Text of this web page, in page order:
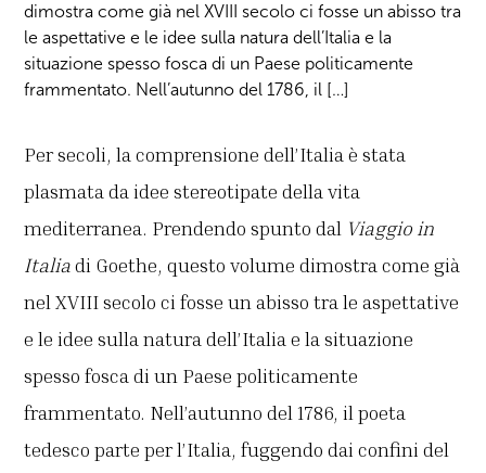
dimostra come già nel XVIII secolo ci fosse un abisso tra
le aspettative e le idee sulla natura dell’Italia e la
situazione spesso fosca di un Paese politicamente
frammentato. Nell’autunno del 1786, il […]
Per secoli, la comprensione dell’Italia è stata
plasmata da idee stereotipate della vita
mediterranea. Prendendo spunto dal Viaggio in
Italiadi Goethe, questo volume dimostra come già
nel XVIII secolo ci fosse un abisso tra le aspettative
e le idee sulla natura dell’Italia e la situazione
spesso fosca di un Paese politicamente
frammentato. Nell’autunno del 1786, il poeta
tedesco parte per l’Italia, fuggendo dai confini del